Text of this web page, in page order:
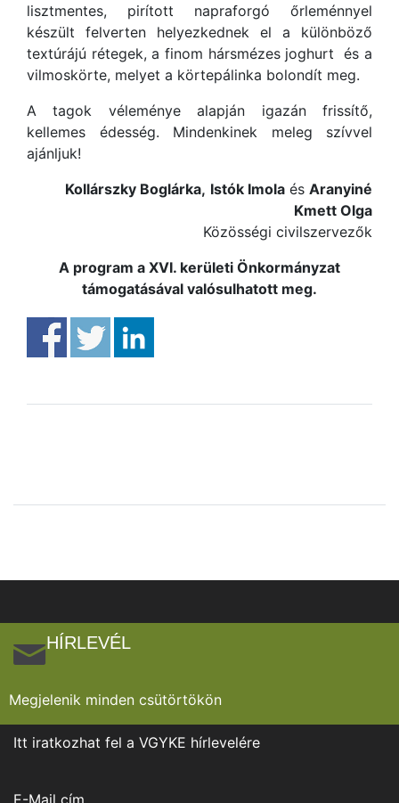
lisztmentes, pirított napraforgó őrleménnyel
készült felverten helyezkednek el a különböző
textúrájú rétegek, a finom hársmézes joghurt és a
vilmoskörte, melyet a körtepálinka bolondít meg.
A tagok véleménye alapján igazán frissítő,
kellemes édesség. Mindenkinek meleg szívvel
ajánljuk!
Kollárszky Boglárka, Istók Imola és Aranyiné
Kmett Olga
Közösségi civilszervezők
A program a XVI. kerületi Önkormányzat
támogatásával valósulhatott meg.
HÍRLEVÉL
Megjelenik minden csütörtökön
Itt iratkozhat fel a VGYKE hírlevelére